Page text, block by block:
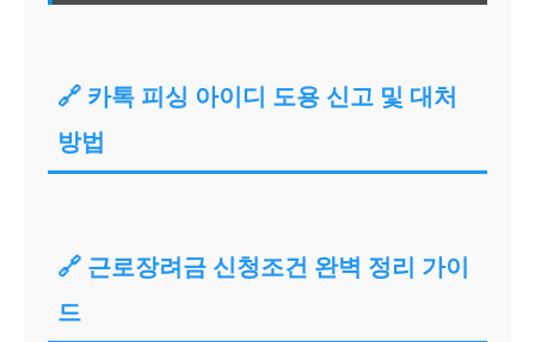
🔗 카톡 피싱 아이디 도용 신고 및 대처
방법
🔗 근로장려금 신청조건 완벽 정리 가이
드